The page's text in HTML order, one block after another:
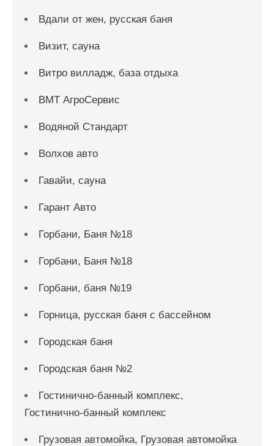
Вдали от жен, русская баня
Визит, сауна
Витро вилладж, база отдыха
ВМТ АгроСервис
Водяной Стандарт
Волхов авто
Гавайи, сауна
Гарант Авто
Горбани, Баня №18
Горбани, Баня №18
Горбани, баня №19
Горница, русская баня с бассейном
Городская баня
Городская баня №2
Гостинично-банный комплекс,
Гостинично-банный комплекс
Грузовая автомойка, Грузовая автомойка